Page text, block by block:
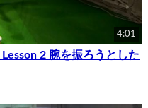
4:01
2 腕を振ろうとした